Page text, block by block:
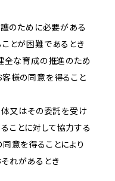
護のために必要がある
とが困難であるとき
全な育成の推進のため
客様の同意を得ること
体又はその委託を受け
ことに対して協力する
意を得ることにより
れがあるとき